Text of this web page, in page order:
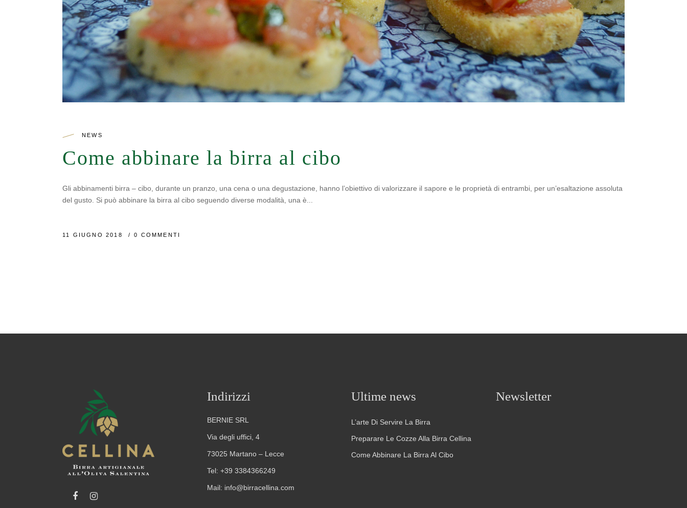
NEWS
Come abbinare la birra al cibo
Gli abbinamenti birra – cibo, durante un pranzo, una cena o una degustazione, hanno l’obiettivo di valorizzare il sapore e le proprietà di entrambi, per un’esaltazione assoluta
del gusto. Si può abbinare la birra al cibo seguendo diverse modalità, una è
11 GIUGNO 2018 0 COMMENTI
Indirizzi
BERNIE SRL
Via degli uffici, 4
73025 Martano – Lecce
Tel: +39 3384366249
Mail: info@birracellina.com
Ultime news
L’arte Di Servire La Birra
Preparare Le Cozze Alla Birra Cellina
Come Abbinare La Birra Al Cibo
Newsletter